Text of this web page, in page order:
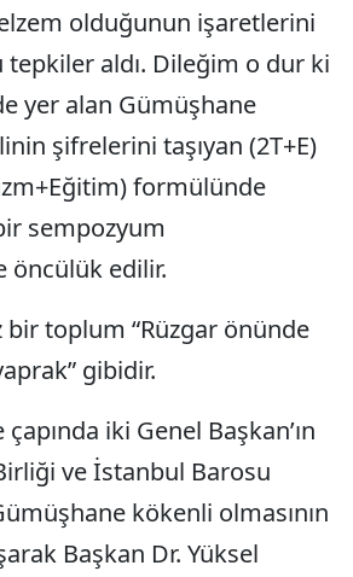
Osmaniye
Düzce
olduğunun işaretlerini
aldı. Dileğim o dur ki
yer alan Gümüşhane
şifrelerini taşıyan (2T+E)
formülünde
sempozyum
öncülük edilir.
toplum “Rüzgar önünde
gibidir.
iki Genel Başkan’ın
ve İstanbul Barosu
kökenli olmasının
Başkan Dr. Yüksel